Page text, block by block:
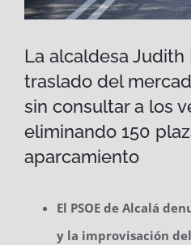
La alcaldesa
traslado del
sin consultar a los
eliminando 150
aparcamiento
El PSOE de Alcalá
y la improvisación